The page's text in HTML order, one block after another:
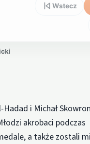
Wstecz
i Michał
akrobaci podczas
a także zostali